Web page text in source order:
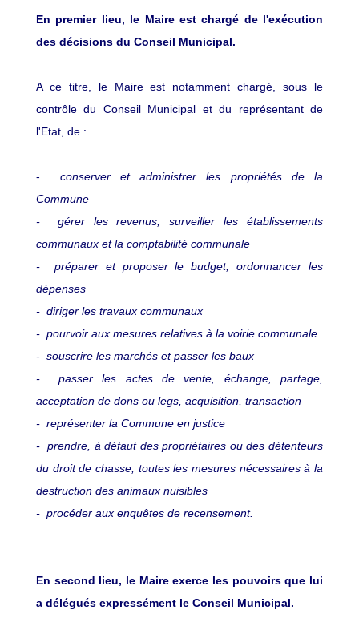
En premier lieu, le Maire est chargé de l'exécution
des décisions du Conseil Municipal.
A ce titre, le Maire est notamment chargé, sous le
contrôle du Conseil Municipal et du représentant de
l'Etat, de :
- conserver et administrer les propriétés de la
Commune
- gérer les revenus, surveiller les établissements
communaux et la comptabilité communale
- préparer et proposer le budget, ordonnancer les
dépenses
- diriger les travaux communaux
- pourvoir aux mesures relatives à la voirie communale
- souscrire les marchés et passer les baux
- passer les actes de vente, échange, partage,
acceptation de dons ou legs, acquisition, transaction
- représenter la Commune en justice
- prendre, à défaut des propriétaires ou des détenteurs
du droit de chasse, toutes les mesures nécessaires à la
destruction des animaux nuisibles
- procéder aux enquêtes de recensement.
En second lieu, le Maire exerce les pouvoirs que lui
a délégués expressément le Conseil Municipal.